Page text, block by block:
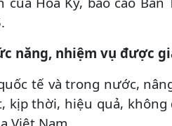
năng, nhiệm vụ được
tế và trong nước,
kịp thời, hiệu quả,